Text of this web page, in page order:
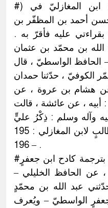
#روى الإمام الحافظ الفقيه ابن المغازليّ في (
أحمد بن المظفّر بن
عليه فأقرّ به .
بن محمّد بن عثمان
الحافظ الواسطيّ ، قال
الكوفيّ ، حدّثنا حمدان
عن هشام بن عروة ، عن
أبيه ، عن عائشة ، قالت :
وآله وسلم : ذِكْرُ عليٍّ
عبادة- مناقب عليّ بن أبي طالبٍ لابن المغازلي : 195
– 196 .
#روى الرافعيّ في ( التدوين ) بترجمة كادح ابن جعفرٍ
، عن الحافظ الخليلي –
عبد الله بن محمّدٍ
الواسطيّ – ويُعرف